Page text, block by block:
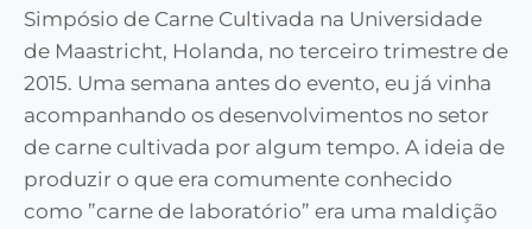
Simpósio de Carne Cultivada na Universidade
de Maastricht, Holanda, no terceiro trimestre de
2015. Uma semana antes do evento, eu já vinha
acompanhando os desenvolvimentos no setor
de carne cultivada por algum tempo. A ideia de
produzir o que era comumente conhecido
como ”carne de laboratório” era uma maldição